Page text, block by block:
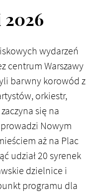
wydarzeń
centrum Warszawy
barwny korowód z
orkiestr,
się na
Nowym
aż na Plac
udział 20 syrenek
dzielnice i
programu dla